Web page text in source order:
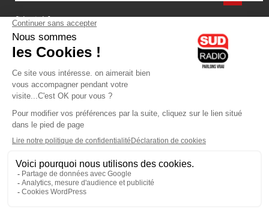
fiducial.fr
lyoncapitale.fr
olympique-et-lyonnais.com
L'application Iphone / Android
Téléchargez l'application
Les cookies
Gestion des cookies
Crédit photos : ©Sud Radio / Pierre Olivier